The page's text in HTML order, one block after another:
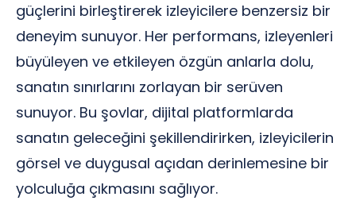
güçlerini birleştirerek izleyicilere benzersiz bir
deneyim sunuyor. Her performans, izleyenleri
büyüleyen ve etkileyen özgün anlarla dolu,
sanatın sınırlarını zorlayan bir serüven
sunuyor. Bu şovlar, dijital platformlarda
sanatın geleceğini şekillendirirken, izleyicilerin
görsel ve duygusal açıdan derinlemesine bir
yolculuğa çıkmasını sağlıyor.